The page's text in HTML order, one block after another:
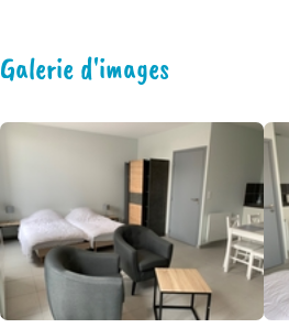
Galerie d'images